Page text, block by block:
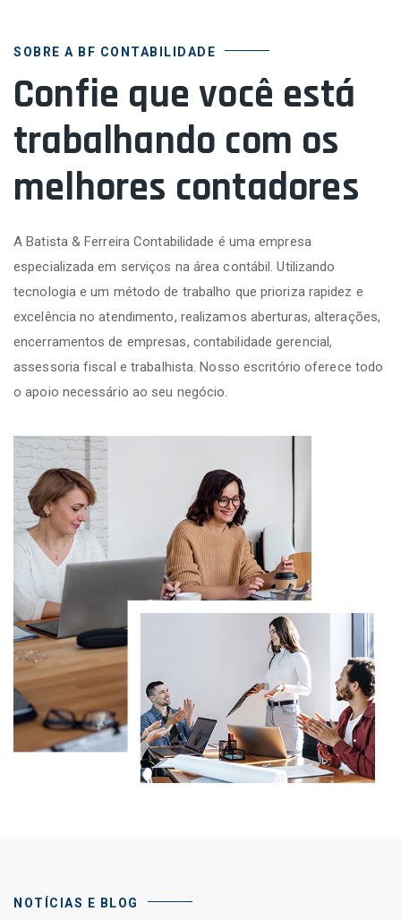
SOBRE A BF CONTABILIDADE
Confie que você está
trabalhando com os
melhores contadores
A Batista & Ferreira Contabilidade é uma empresa
especializada em serviços na área contábil. Utilizando
tecnologia e um método de trabalho que prioriza rapidez e
excelência no atendimento, realizamos aberturas, alterações,
encerramentos de empresas, contabilidade gerencial,
assessoria fiscal e trabalhista. Nosso escritório oferece todo
o apoio necessário ao seu negócio.
NOTÍCIAS E BLOG